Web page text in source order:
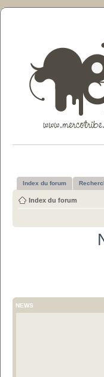
Index du forum
Index du forum
NEWS